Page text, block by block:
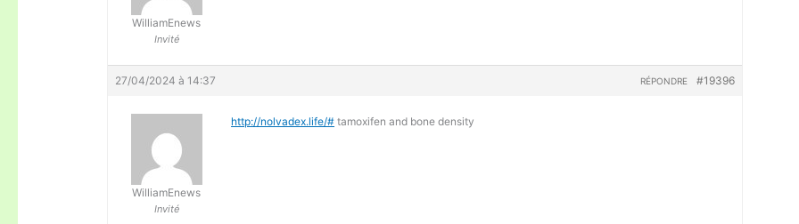
WilliamEnews
Invité
27/04/2024 à 14:37 #19396
RÉPONDRE
WilliamEnews
Invité
http://nolvadex.life/# tamoxifen and bone density